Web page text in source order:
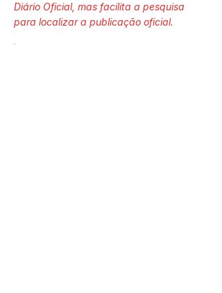
Diário Oficial, mas facilita a pesquisa
para localizar a publicação oficial.